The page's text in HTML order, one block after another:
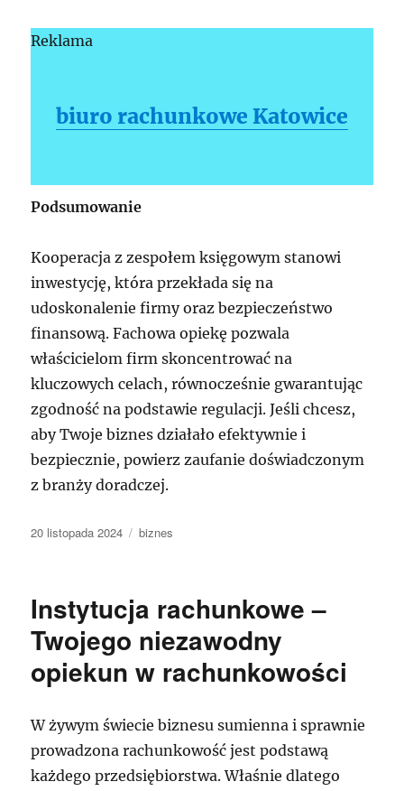
Reklama
biuro rachunkowe Katowice
Podsumowanie
Kooperacja z zespołem księgowym stanowi
inwestycję, która przekłada się na
udoskonalenie firmy oraz bezpieczeństwo
finansową. Fachowa opiekę pozwala
właścicielom firm skoncentrować na
kluczowych celach, równocześnie gwarantując
zgodność na podstawie regulacji. Jeśli chcesz,
aby Twoje biznes działało efektywnie i
bezpiecznie, powierz zaufanie doświadczonym
z branży doradczej.
Data
20 listopada 2024 Kategorie
biznes
Instytucja rachunkowe –
Twojego niezawodny
opiekun w rachunkowości
W żywym świecie biznesu sumienna i sprawnie
prowadzona rachunkowość jest podstawą
każdego przedsiębiorstwa. Właśnie dlatego